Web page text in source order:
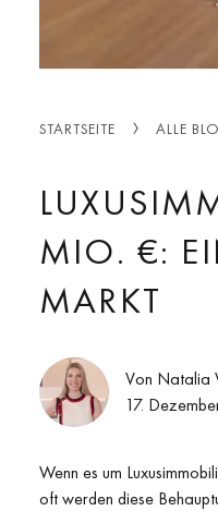
STARTSEITE ALLE
MIO. €:
MARKT
Von Natalia
17.
Wenn es um
oft werden diese